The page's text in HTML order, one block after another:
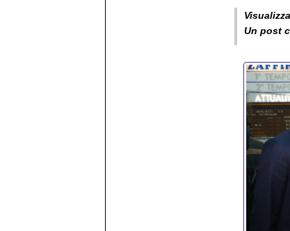
Un post